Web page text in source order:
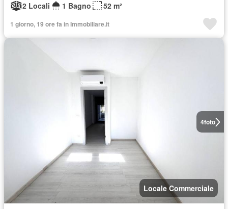
2 Locali
1 Bagno 52 m²
1 giorno, 19 ore fa in Immobiliare.it
4foto
Locale Commerciale